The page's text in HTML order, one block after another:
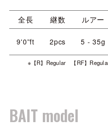
全長 継数 ルアー
9'0”ft 2pcs 5 - 35g
※【R】Regular 【RF】
BAIT model